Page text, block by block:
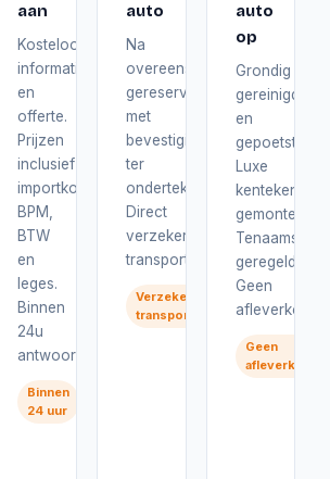
aan
Kosteloos
informatie
en
offerte.
Prijzen
inclusief
importkosten,
BPM,
BTW
en
leges.
Binnen
24u
antwoord.
Binnen
24 uur
auto
Na
overeenstemming
gereserveerd
met
bevestiging
ter
ondertekening.
Direct
verzekerd
transport.
Verzekerd
transport
auto
op
Grondig
gereinigd
en
gepoetst.
Luxe
gemonteerd.
geregeld.
Geen
Geen
afleverkosten